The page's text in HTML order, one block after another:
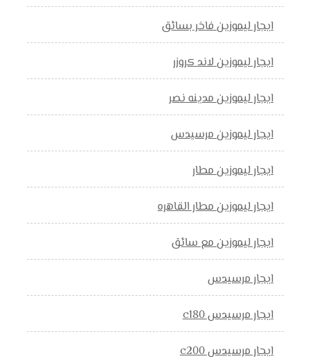
ايجار ليموزين فاخر بسائق
ايجار ليموزين لاند كروزر
ايجار ليموزين مدينه نصر
ايجار ليموزين مرسيدس
ايجار ليموزين مطار
ايجار ليموزين مطار القاهره
ايجار ليموزين مع سائق
ايجار مرسيدس
ايجار مرسيدس c180
ايجار مرسيدس c200